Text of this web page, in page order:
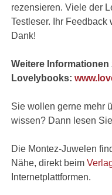
rezensieren. Viele der
Testleser. Ihr
Dank!
Weitere Informationen
Lovelybooks:
Sie wollen gerne mehr
wissen? Dann lesen
Die Montez-Juwelen
Nähe, direkt beim
Internetplattformen.